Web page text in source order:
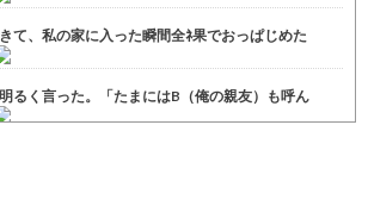
て、私の家に入った瞬間全ﾈ果でおっぱじめた
るく言った。「たまにはB（俺の親友）も呼ん